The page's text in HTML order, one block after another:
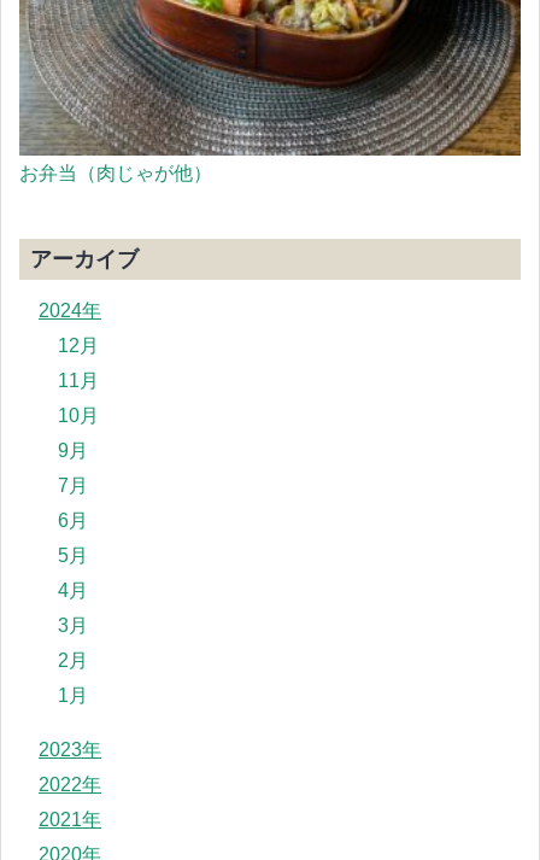
お弁当（肉じゃが他）
アーカイブ
2024年
12月
11月
10月
9月
7月
6月
5月
4月
3月
2月
1月
2023年
2022年
2021年
2020年